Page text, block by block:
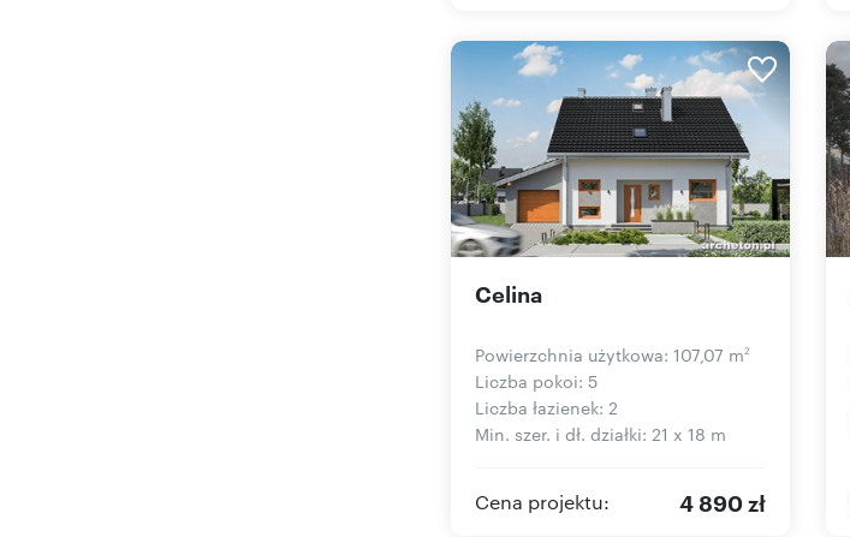
Celina
Powierzchnia użytkowa: 107,07 m2
Liczba pokoi: 5
Liczba łazienek: 2
Min. szer. i dł. działki: 21 x 18 m
Cena projektu: 4 890 zł